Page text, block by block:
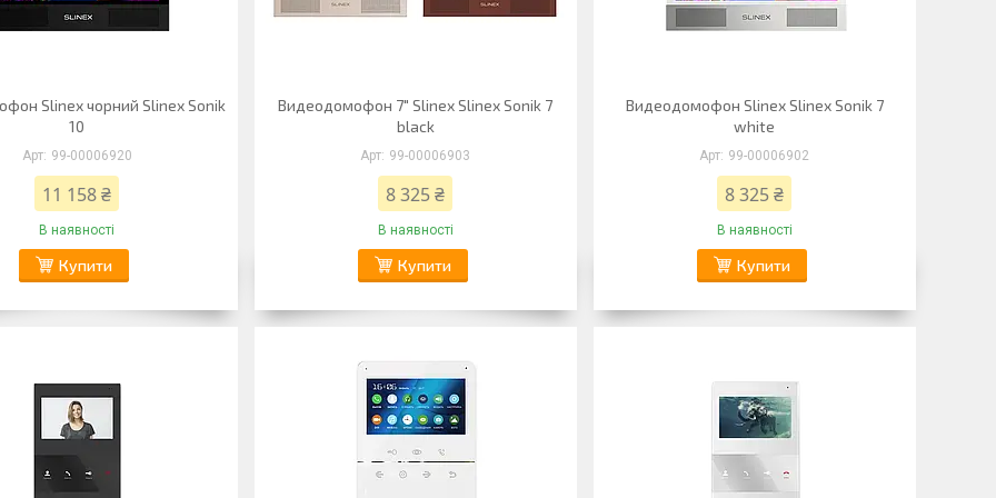
Slinex чорний Slinex Sonik
10
99-00006920
11 158 ₴
В наявності
Купити
Видеодомофон 7" Slinex Slinex Sonik 7
black
99-00006903
8 325 ₴
В наявності
Купити
Видеодомофон Slinex Slinex Sonik 7
white
99-00006902
8 325 ₴
В наявності
Купити